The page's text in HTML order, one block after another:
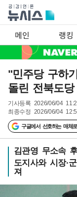
메인 랭킹
"민주당 구하
돌린 전북도당
기사등록 2026/06/04
최종수정 2026/06/04
구글에서 선호하는 매체
김관영 무소속
도지사와 시장·
져